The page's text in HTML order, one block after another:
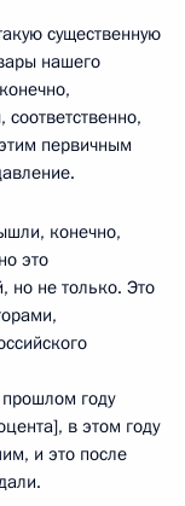
существенную
нашего
первичным
конечно,
это
но не только. Это
году
в этом году
и это после